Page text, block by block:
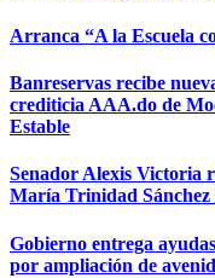
Arranca “A la Escuela
Banreservas recibe
crediticia AAA.do de
Estable
Senador Alexis Victoria
María Trinidad Sánchez
Gobierno entrega
por ampliación de